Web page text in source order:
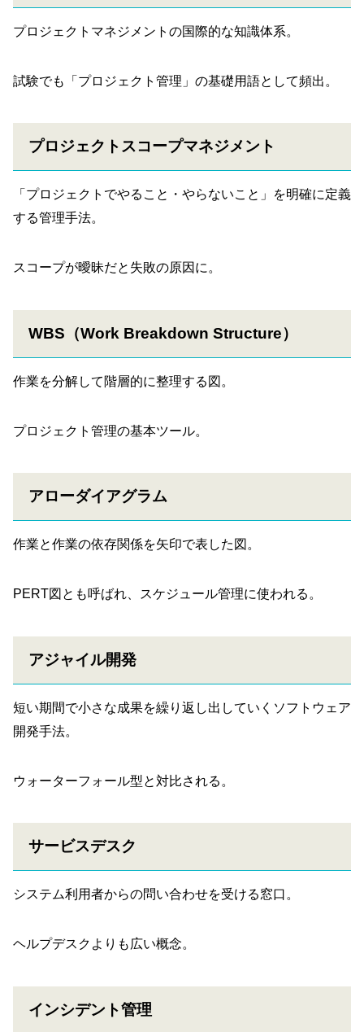
プロジェクトマネジメントの国際的な知識体系。
試験でも「プロジェクト管理」の基礎用語として頻出。
プロジェクトスコープマネジメント
「プロジェクトでやること・やらないこと」を明確に定義
する管理手法。
スコープが曖昧だと失敗の原因に。
WBS（Work Breakdown Structure）
作業を分解して階層的に整理する図。
プロジェクト管理の基本ツール。
アローダイアグラム
作業と作業の依存関係を矢印で表した図。
PERT図とも呼ばれ、スケジュール管理に使われる。
アジャイル開発
短い期間で小さな成果を繰り返し出していくソフトウェア
開発手法。
ウォーターフォール型と対比される。
サービスデスク
システム利用者からの問い合わせを受ける窓口。
ヘルプデスクよりも広い概念。
インシデント管理